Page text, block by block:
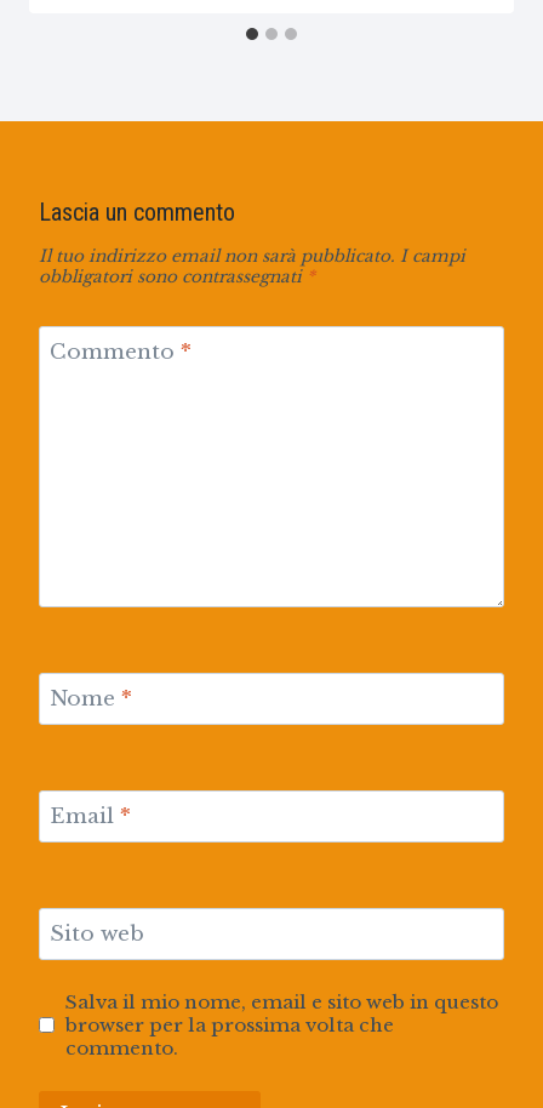
Lascia un commento
Il tuo indirizzo email non sarà pubblicato. I campi
obbligatori sono contrassegnati *
Commento *
Nome *
Email *
Sito web
Salva il mio nome, email e sito web in questo
browser per la prossima volta che
commento.